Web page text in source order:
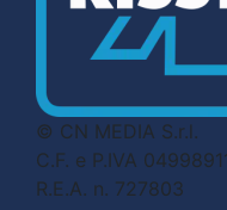
© CN MEDIA S.r.l.
C.F. e P.IVA
R.E.A. n. 727803